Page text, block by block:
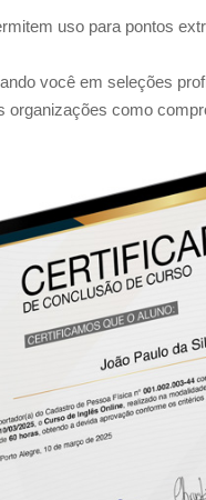
49,90, podendo ser pago
varia dependendo do
assuntos
deixar seu currículo
uso para pontos
você em seleções
organizações como